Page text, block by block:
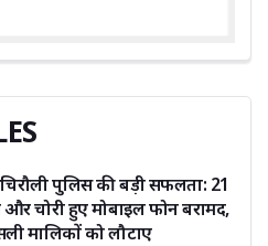
पुलिस की बड़ी सफलता: 21
चोरी हुए मोबाइल फोन बरामद,
मालिकों को लौटाए